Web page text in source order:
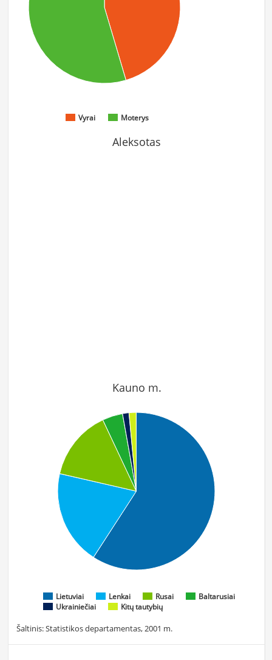
Vyrai Moterys
Aleksotas
Kauno m.
Lietuviai Lenkai Rusai
Baltarusiai
Ukrainiečiai
Kitų tautybių
Šaltinis: Statistikos departamentas, 2001 m.